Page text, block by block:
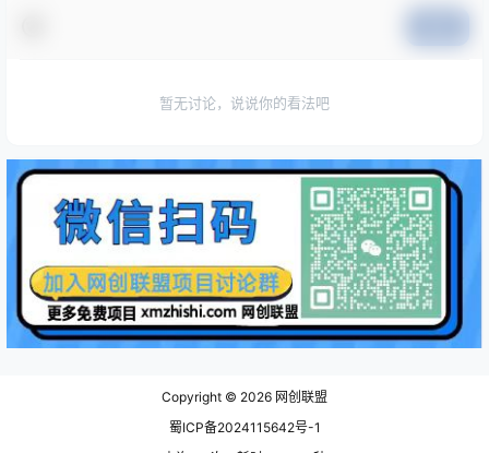
暂无讨论，说说你的看法吧
Copyright © 2026 网创联盟
蜀ICP备2024115642号-1